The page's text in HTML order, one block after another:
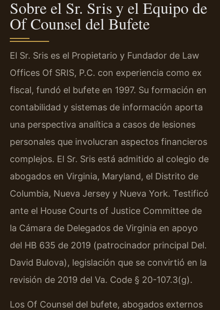
Sobre el Sr. Sris y el Equipo de
Of Counsel del Bufete
El Sr. Sris es el Propietario y Fundador de Law
Offices Of SRIS, P.C. con experiencia como ex
fiscal, fundó el bufete en 1997. Su formación en
contabilidad y sistemas de información aporta
una perspectiva analítica a casos de lesiones
personales que involucran aspectos financieros
complejos. El Sr. Sris está admitido al colegio de
abogados en Virginia, Maryland, el Distrito de
Columbia, Nueva Jersey y Nueva York. Testificó
ante el House Courts of Justice Committee de
la Cámara de Delegados de Virginia en apoyo
del HB 635 de 2019 (patrocinador principal Del.
David Bulova), legislación que se convirtió en la
revisión de 2019 del Va. Code § 20-107.3(g).
Los Of Counsel del bufete, abogados externos